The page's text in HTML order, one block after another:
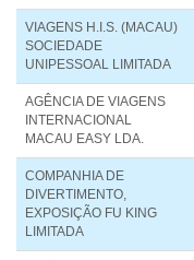
VIAGENS H.I.S. (MACAU)
SOCIEDADE
UNIPESSOAL LIMITADA
AGÊNCIA DE VIAGENS
INTERNACIONAL
MACAU EASY LDA.
COMPANHIA DE
DIVERTIMENTO,
EXPOSIÇÃO FU KING
LIMITADA